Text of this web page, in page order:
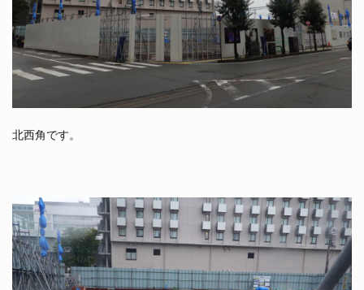
北西角です。